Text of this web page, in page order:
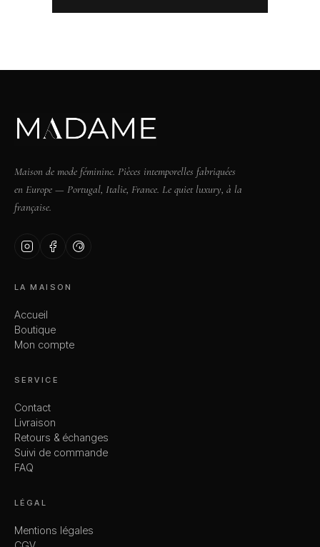
Maison de mode féminine. Pièces intemporelles fabriquées
en Europe — Portugal, Italie, France. Le quiet luxury, à la
française.
LA MAISON
Accueil
Boutique
Mon compte
SERVICE
Contact
Livraison
Retours & échanges
Suivi de commande
FAQ
LÉGAL
Mentions légales